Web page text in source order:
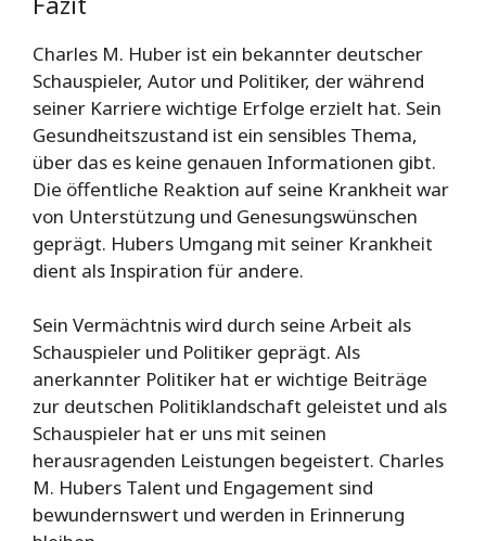
Charles M. Huber ist ein bekannter deutscher
Schauspieler, Autor und Politiker, der während
seiner Karriere wichtige Erfolge erzielt hat. Sein
Gesundheitszustand ist ein sensibles Thema,
über das es keine genauen Informationen gibt.
Die öffentliche Reaktion auf seine Krankheit war
von Unterstützung und Genesungswünschen
geprägt. Hubers Umgang mit seiner Krankheit
dient als Inspiration für andere.
Sein Vermächtnis wird durch seine Arbeit als
Schauspieler und Politiker geprägt. Als
anerkannter Politiker hat er wichtige Beiträge
zur deutschen Politiklandschaft geleistet und als
Schauspieler hat er uns mit seinen
herausragenden Leistungen begeistert. Charles
M. Hubers Talent und Engagement sind
bewundernswert und werden in Erinnerung